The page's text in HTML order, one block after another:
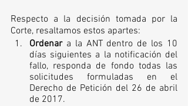
Respecto a la decisión tomada por la
Corte, resaltamos estos apartes:
Ordenar a la ANT dentro de los 10
días siguientes a la notificación del
fallo, responda de fondo todas las
solicitudes formuladas en el
Derecho de Petición del 26 de abril
de 2017.